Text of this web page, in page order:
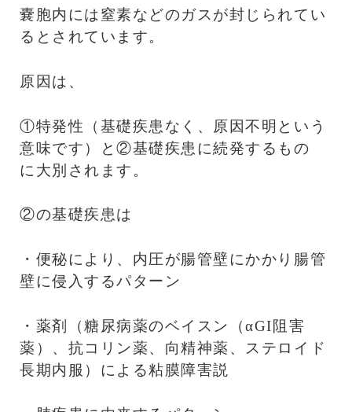
嚢胞内には窒素などのガスが封じられてい
るとされています。
原因は、
①特発性（基礎疾患なく、原因不明という
意味です）と②基礎疾患に続発するもの
に大別されます。
②の基礎疾患は
・便秘により、内圧が腸管壁にかかり腸管
壁に侵入するパターン
・薬剤（糖尿病薬のベイスン（αGI阻害
薬）、抗コリン薬、向精神薬、ステロイド
長期内服）による粘膜障害説